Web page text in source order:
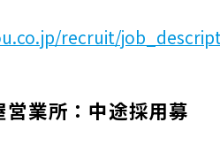
recruit/
営業所：中途採用募